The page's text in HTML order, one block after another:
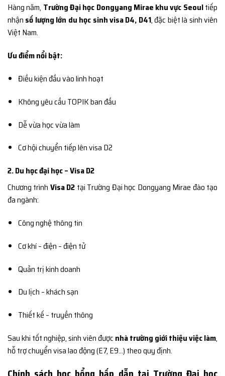
Hàng năm, Trường Đại học Dongyang Mirae khu vực Seoultiếp
nhận số lượng lớn du học sinh visa D4, D41, đặc biệt là sinh viên
Việt Nam.
Ưu điểm nổi bật:
Điều kiện đầu vào linh hoạt
Không yêu cầu TOPIK ban đầu
Dễ vừa học vừa làm
Cơ hội chuyển tiếp lên visa D2
2. Du học đại học – Visa D2
Chương trình Visa D2 tại Trường Đại học Dongyang Mirae đào tạo
đa ngành:
Công nghệ thông tin
Cơ khí – điện – điện tử
Quản trị kinh doanh
Du lịch – khách sạn
Thiết kế – truyền thông
Sau khi tốt nghiệp, sinh viên được nhà trường giới thiệu việc làm,
hỗ trợ chuyển visa lao động (E7, E9…) theo quy định.